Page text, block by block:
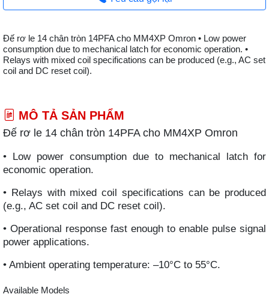
Đế rơ le 14 chân tròn 14PFA cho MM4XP Omron • Low power
consumption due to mechanical latch for economic operation. •
Relays with mixed coil specifications can be produced (e.g., AC set
coil and DC reset coil).
MÔ TẢ SẢN PHẨM
Đế rơ le 14 chân tròn 14PFA cho MM4XP Omron
• Low power consumption due to mechanical latch for
economic operation.
• Relays with mixed coil specifications can be produced
(e.g., AC set coil and DC reset coil).
• Operational response fast enough to enable pulse signal
power applications.
• Ambient operating temperature: –10°C to 55°C.
Available Models